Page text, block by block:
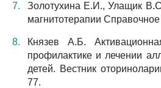
Золотухина Е.И., Улащик
магнитотерапии
Князев А.Б.
профилактике и лечении
детей. Вестник
77.